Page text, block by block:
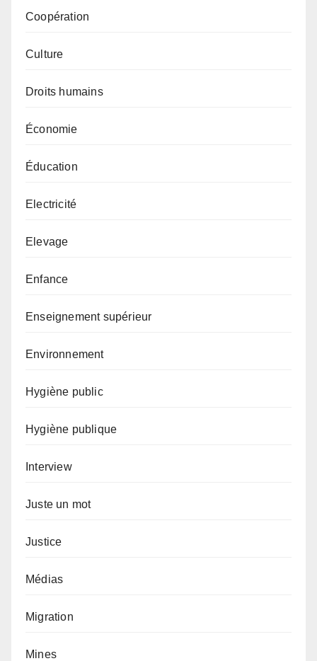
Coopération
Culture
Droits humains
Économie
Éducation
Electricité
Elevage
Enfance
Enseignement supérieur
Environnement
Hygiène public
Hygiène publique
Interview
Juste un mot
Justice
Médias
Migration
Mines